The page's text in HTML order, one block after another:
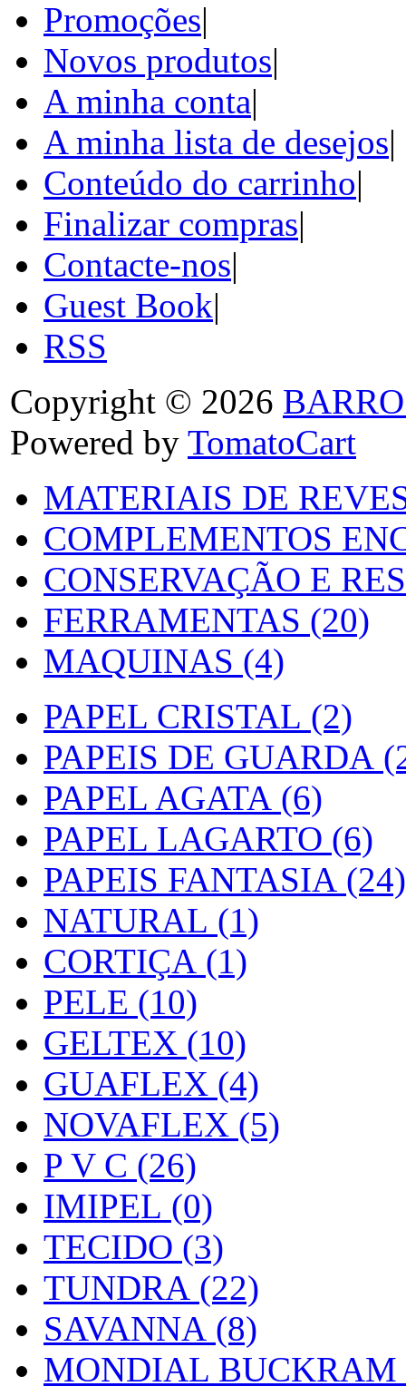
Promoções|
Novos produtos|
A minha conta|
A minha lista de desejos|
Conteúdo do carrinho|
Finalizar compras|
Contacte-nos|
Guest Book|
RSS
Copyright © 2026
Powered by TomatoCart
MATERIAIS DE
COMPLEMENTOS
CONSERVAÇÃO E
FERRAMENTAS (20)
MAQUINAS (4)
PAPEL CRISTAL (2)
PAPEIS DE GUARDA
PAPEL AGATA (6)
PAPEL LAGARTO (6)
PAPEIS FANTASIA (24)
NATURAL (1)
CORTIÇA (1)
PELE (10)
GELTEX (10)
GUAFLEX (4)
NOVAFLEX (5)
P V C (26)
IMIPEL (0)
TECIDO (3)
TUNDRA (22)
SAVANNA (8)
MONDIAL BUCKRAM